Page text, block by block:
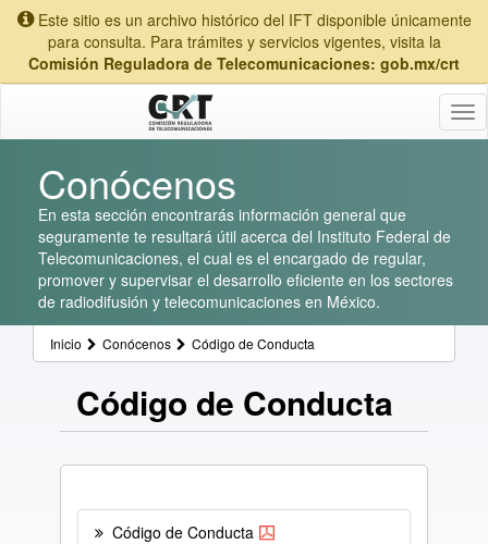
Este sitio es un archivo histórico del IFT disponible únicamente
para consulta. Para trámites y servicios vigentes, visita la
Comisión Reguladora de Telecomunicaciones: gob.mx/crt
Conócenos
En esta sección encontrarás información general que
seguramente te resultará útil acerca del Instituto Federal de
Telecomunicaciones, el cual es el encargado de regular,
promover y supervisar el desarrollo eficiente en los sectores
de radiodifusión y telecomunicaciones en México.
Inicio Conócenos Código de Conducta
Código de Conducta
Código de Conducta